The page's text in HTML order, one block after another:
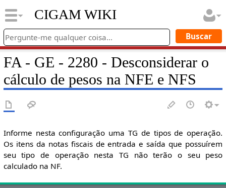
CIGAM WIKI
FA - GE - 2280 - Desconsiderar o
cálculo de pesos na NFE e NFS
Informe nesta configuração uma TG de tipos de operação.
Os itens da notas fiscais de entrada e saída que possuírem
seu tipo de operação nesta TG não terão o seu peso
calculado na NF.